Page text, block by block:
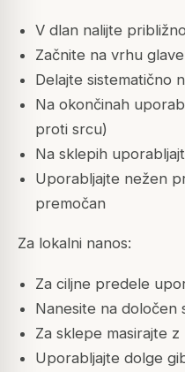
V dlan nalijte
Začnite na vrhu
Delajte sistematično
Na okončinah
proti srcu)
Na sklepih
Uporabljajte nežen
premočan
Za lokalni nanos:
Za ciljne predele
Nanesite na določen
Za sklepe masirajte
Uporabljajte dolge